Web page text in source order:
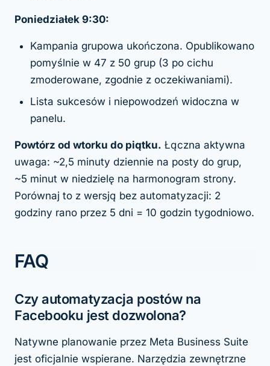
Poniedziałek 9:30:
Kampania grupowa ukończona. Opublikowano
pomyślnie w 47 z 50 grup (3 po cichu
zmoderowane, zgodnie z oczekiwaniami).
Lista sukcesów i niepowodzeń widoczna w
panelu.
Powtórz od wtorku do piątku. Łączna aktywna
uwaga: ~2,5 minuty dziennie na posty do grup,
~5 minut w niedzielę na harmonogram strony.
Porównaj to z wersją bez automatyzacji: 2
godziny rano przez 5 dni = 10 godzin tygodniowo.
FAQ
Czy automatyzacja postów na
Facebooku jest dozwolona?
Natywne planowanie przez Meta Business Suite
jest oficjalnie wspierane. Narzędzia zewnętrzne